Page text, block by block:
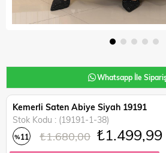
Whatsapp İle
Kemerli Saten Abiye Siyah 19191
Stok Kodu
(19191-1-38)
%11 ₺1.680,00 ₺1.499,99